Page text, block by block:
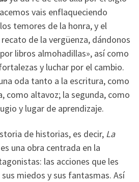
vais enflaqueciendo
temores de la honra, y el
de la vergüenza, dándonos
libros almohadillas», así como
y luchar por el cambio.
oda tanto a la escritura, como
como altavoz; la segunda, como
y lugar de aprendizaje.
de historias, es decir, La
una obra centrada en la
las acciones que les
miedos y sus fantasmas. Así